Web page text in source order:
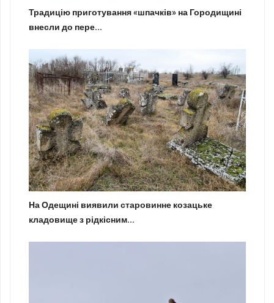
Традицію приготування «шпачків» на Городищині
внесли до пере...
На Одещині виявили старовинне козацьке
кладовище з рідкісним...